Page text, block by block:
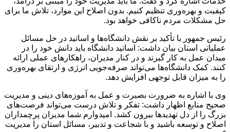
کیفیت و بهره‌وری تنظیم کنیم. بدون اصلاح این موارد، تلاش ما برای
حل مشکلات مردم ناکافی خواهد بود.
رئیس جمهور با تأکید بر نقش دانشگاه‌ها و اساتید در حل مسائل
عملیاتی استان بیان داشت: اساتید دانشگاه باید دانش خود را در
میدان عمل به کار گیرند و در کنار مدیران، راهکارهای عملی ارائه
کنند. کمک دانشگاه‌ها می‌تواند صرفه‌جویی انرژی و ارتقای بهره‌وری
را به میزان قابل توجهی افزایش دهد.
وی با اشاره به ضرورت بصیرت و عمل به آموزه‌های دینی و مدیریت
صحیح منابع اظهار داشت: تفکر و تلاش درست می‌تواند فرصت‌های
بزرگ را از دل تهدیدها بیرون کشد. امیدوارم شما مدیران پرچمداران
اصلاح و توسعه باشید و با شجاعت و تدبیر، مسائل استان را مدیریت